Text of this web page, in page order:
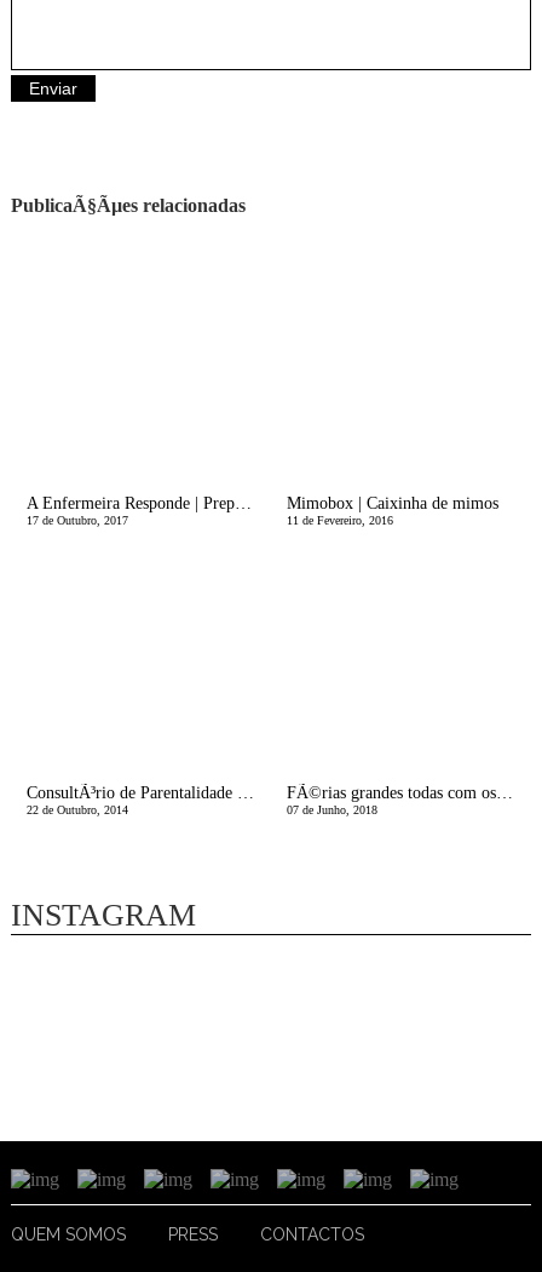
PublicaÃ§Ãµes relacionadas
A Enfermeira Responde | PreparaÃ§Ã£o da Mala da Grande Viagem - A Mala da Maternidade!
17 de Outubro, 2017
Mimobox | Caixinha de mimos
11 de Fevereiro, 2016
ConsultÃ³rio de Parentalidade | Quando o nosso filho Ã© vÃ­tima de bullying
22 de Outubro, 2014
FÃ©rias grandes todas com os miÃºdos, sim ou sopas?
07 de Junho, 2018
INSTAGRAM
QUEM SOMOS PRESS CONTACTOS